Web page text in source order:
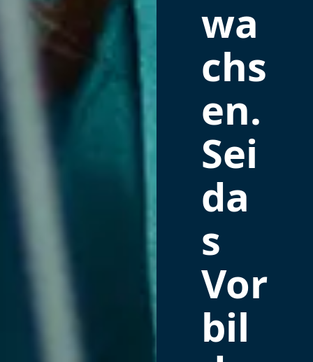
wa
chs
en.
Sei
da
s
Vor
bil